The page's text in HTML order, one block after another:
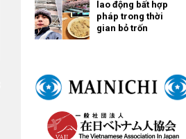
lao động bất hợp
pháp trong thời
gian bỏ trốn